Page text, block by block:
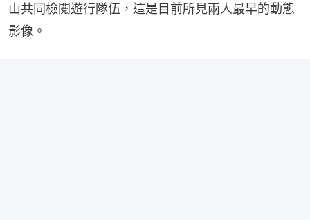
山共同檢閱遊行隊伍，這是目前所見兩人最早的動態
影像。